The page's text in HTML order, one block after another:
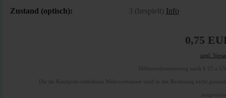
Zustand (optisch):
3 (bespielt) Info
0,75
zzgl.
Differenzbesteuerung nach § 25 a
Die im Kaufpreis enthaltene Mehrwertsteuer wird in der Rechnung nicht